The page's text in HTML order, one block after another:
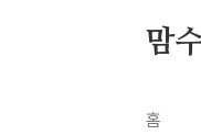
맘
홈